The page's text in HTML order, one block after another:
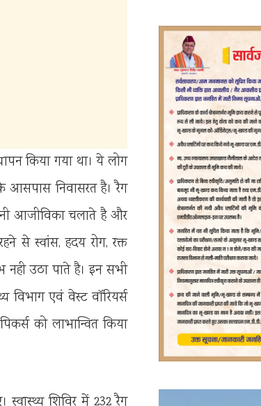
किया गया था। ये लोग
के आसपास निवासरत है। रैग
आजीविका चलाते है और
से स्वांस, हदय रोग, रक्त
उठा पाते है। इन सभी
विभाग एवं वेस्ट वॉरियर्स
को लाभान्वित किया